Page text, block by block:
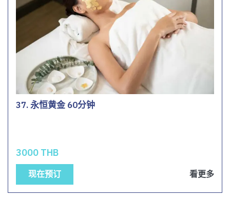
37. 永恒黄金 60分钟
3000 THB
现在预订 看更多